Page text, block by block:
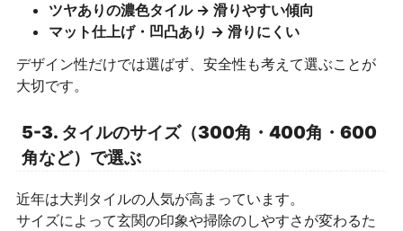
ツヤありの濃色タイル → 滑りやすい傾向
マット仕上げ・凹凸あり → 滑りにくい
デザイン性だけでは選ばず、安全性も考えて選ぶことが
大切です。
5-3. タイルのサイズ（300角・400角・600
角など）で選ぶ
近年は大判タイルの人気が高まっています。
サイズによって玄関の印象や掃除のしやすさが変わるた